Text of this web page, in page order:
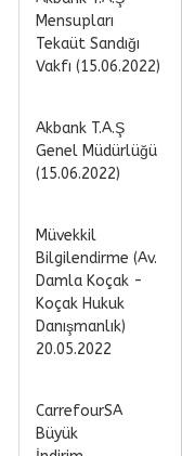
Mensupları
Tekaüt Sandığı
Vakfı (15.06.2022)
Akbank T.A.Ş
Genel Müdürlüğü
(15.06.2022)
Müvekkil
Bilgilendirme (Av.
Damla Koçak -
Koçak Hukuk
Danışmanlık)
20.05.2022
CarrefourSA
Büyük